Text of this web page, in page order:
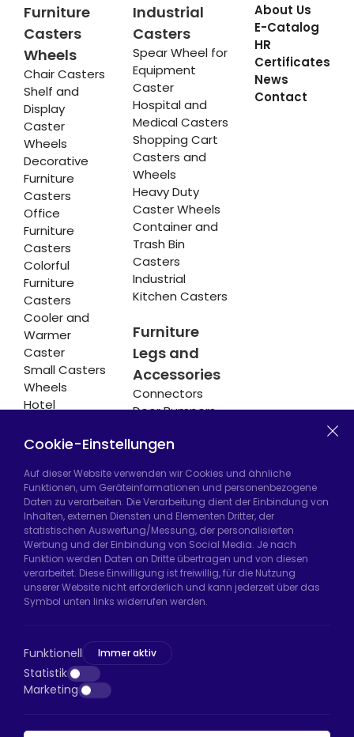
Furniture
Casters
Wheels
Chair Casters
Shelf and
Display
Caster
Wheels
Decorative
Furniture
Casters
Office
Furniture
Casters
Colorful
Furniture
Casters
Cooler and
Warmer
Caster
Small Casters
Wheels
Hotel
Casters
Industrial
Casters
Spear Wheel for
Equipment
Caster
Hospital and
Medical Casters
Shopping Cart
Casters and
Wheels
Heavy Duty
Caster Wheels
Container and
Trash Bin
Casters
Industrial
Kitchen Casters
Furniture
Legs and
Accessories
Connectors
Door Bumpers
About Us
E-Catalog
HR
Certificates
News
Contact
Hadımköy Fabrik:Atatürk Sanayi Bölgesi,
Uzunçayır Caddesi, No:11 Hadımköy, 34555
Arnavutköy/İstanbul
Telefon: +90 212 640 66 46
E-Mail: export@htsteker.com
D:a, 34045 Bayrampaşa/İstanbul
Telefon:+90 530 044 64 87
E-Mail: info@htsteker.com
Cookie-Einstellungen
Auf dieser Website verwenden wir Cookies und ähnliche
Funktionen, um Geräteinformationen und personenbezogene
Daten zu verarbeiten. Die Verarbeitung dient der Einbindung von
Inhalten, externen Diensten und Elementen Dritter, der
statistischen Auswertung/Messung, der personalisierten
Werbung und der Einbindung von Social Media. Je nach
Funktion werden Daten an Dritte übertragen und von diesen
verarbeitet. Diese Einwilligung ist freiwillig, für die Nutzung
unserer Website nicht erforderlich und kann jederzeit über das
Symbol unten links widerrufen werden.
Funktionell Immer aktiv
Statistik
Marketing